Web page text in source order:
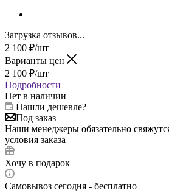
Загрузка отзывов...
2 100 ₽/шт
Варианты цен
2 100 ₽/шт
Подробности
Нет в наличии
Нашли дешевле?
Под заказ
Наши менеджеры обязательно
условия заказа
Хочу в подарок
Самовывоз сегодня - бесплатно